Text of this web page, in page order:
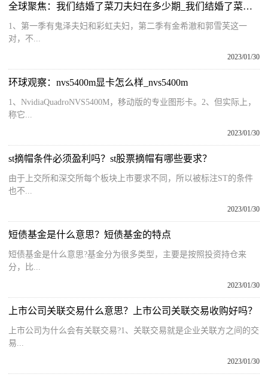
全球聚焦：我们结婚了菜刀夫妇在多少期_我们结婚了菜刀夫妇
1、第一季有鬼泽夫妇和彩虹夫妇，第二季有金希澈和郭雪芙这一
对，不...
2023/01/30
环球观察：nvs5400m显卡怎么样_nvs5400m
1、NvidiaQuadroNVS5400M，移动版的专业图形卡。2、但实际上，
称它...
2023/01/30
st摘帽条件必须盈利吗？st股票摘帽有哪些要求？
由于上交所和深交所每个板块上市要求不同，所以被标注ST的条件
也不...
2023/01/30
短债基金是什么意思？短债基金的特点
短债基金是什么意思?基金分为很多类型，主要是按照投资持仓来
分，比...
2023/01/30
上市公司关联交易什么意思？上市公司关联交易收购好吗？
上市公司为什么会有关联交易?1、关联交易就是企业关联方之间的交
易...
2023/01/30